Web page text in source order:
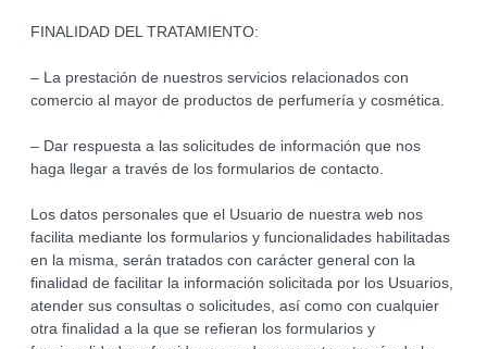
FINALIDAD DEL TRATAMIENTO:
– La prestación de nuestros servicios relacionados con
comercio al mayor de productos de perfumería y cosmética.
– Dar respuesta a las solicitudes de información que nos
haga llegar a través de los formularios de contacto.
Los datos personales que el Usuario de nuestra web nos
facilita mediante los formularios y funcionalidades habilitadas
en la misma, serán tratados con carácter general con la
finalidad de facilitar la información solicitada por los Usuarios,
atender sus consultas o solicitudes, así como con cualquier
otra finalidad a la que se refieran los formularios y